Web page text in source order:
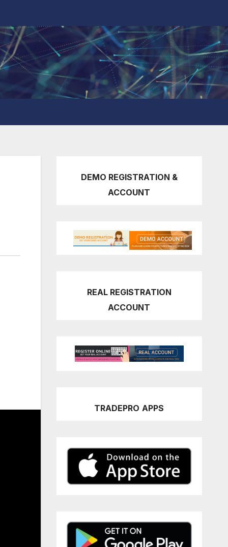
DEMO REGISTRATION &
ACCOUNT
REAL REGISTRATION
ACCOUNT
TRADEPRO APPS